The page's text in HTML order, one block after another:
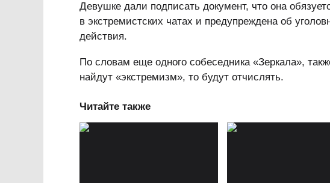
Девушке дали подписать документ, что она
в экстремистских чатах и предупреждена об
действия.
По словам еще одного собеседника «Зеркала»,
найдут «экстремизм», то будут отчислять.
Читайте также